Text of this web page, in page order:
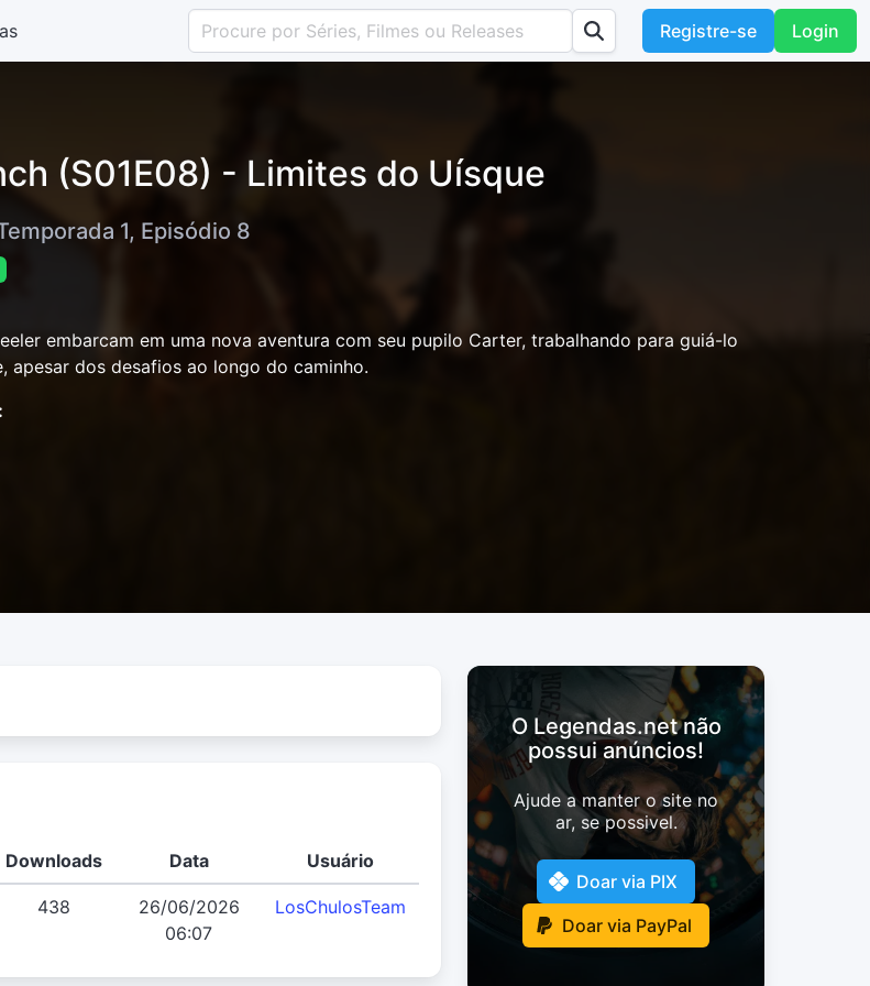
Registre-se Login
(S01E08) - Limites do Uísque
1, Episódio 8
embarcam em uma nova aventura com seu pupilo Carter, trabalhando para guiá-lo
apesar dos desafios ao longo do caminho.
Downloads Data Usuário
438
26/06/2026
06:07
LosChulosTeam
O Legendas.net não
possui anúncios!
Ajude a manter o site no
ar, se possivel.
Doar via PIX
Doar via PayPal